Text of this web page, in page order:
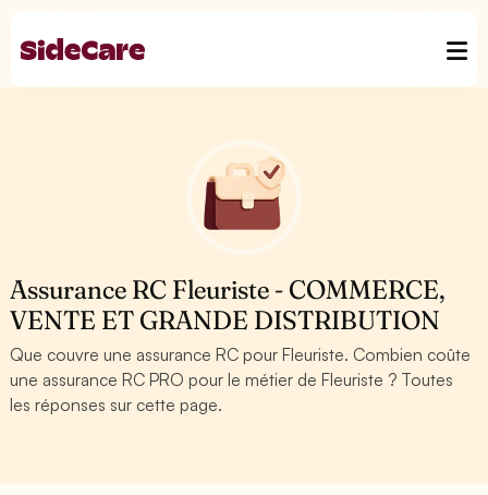
Assurance RC Fleuriste - COMMERCE,
VENTE ET GRANDE DISTRIBUTION
Que couvre une assurance RC pour Fleuriste. Combien coûte
une assurance RC PRO pour le métier de Fleuriste ? Toutes
les réponses sur cette page.